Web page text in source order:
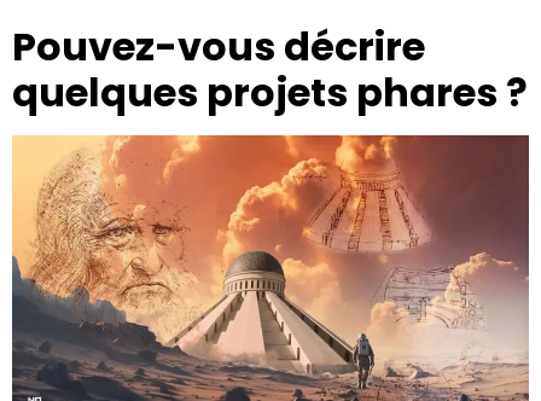
Pouvez-vous décrire
quelques projets phares ?